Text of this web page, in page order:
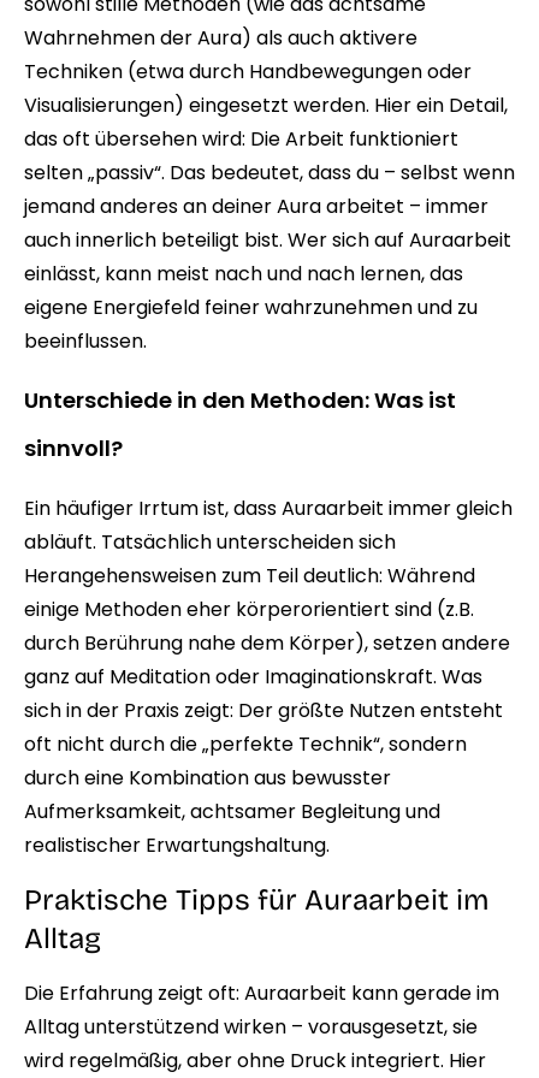
Wahrnehmen der Aura) als auch aktivere
Techniken (etwa durch Handbewegungen oder
Visualisierungen) eingesetzt werden. Hier ein Detail,
das oft übersehen wird: Die Arbeit funktioniert
selten „passiv“. Das bedeutet, dass du – selbst wenn
jemand anderes an deiner Aura arbeitet – immer
auch innerlich beteiligt bist. Wer sich auf Auraarbeit
einlässt, kann meist nach und nach lernen, das
eigene Energiefeld feiner wahrzunehmen und zu
beeinflussen.
Unterschiede in den Methoden: Was ist
sinnvoll?
Ein häufiger Irrtum ist, dass Auraarbeit immer gleich
abläuft. Tatsächlich unterscheiden sich
Herangehensweisen zum Teil deutlich: Während
einige Methoden eher körperorientiert sind (z.B.
durch Berührung nahe dem Körper), setzen andere
ganz auf Meditation oder Imaginationskraft. Was
sich in der Praxis zeigt: Der größte Nutzen entsteht
oft nicht durch die „perfekte Technik“, sondern
durch eine Kombination aus bewusster
Aufmerksamkeit, achtsamer Begleitung und
realistischer Erwartungshaltung.
Praktische Tipps für Auraarbeit im
Alltag
Die Erfahrung zeigt oft: Auraarbeit kann gerade im
Alltag unterstützend wirken – vorausgesetzt, sie
wird regelmäßig, aber ohne Druck integriert. Hier